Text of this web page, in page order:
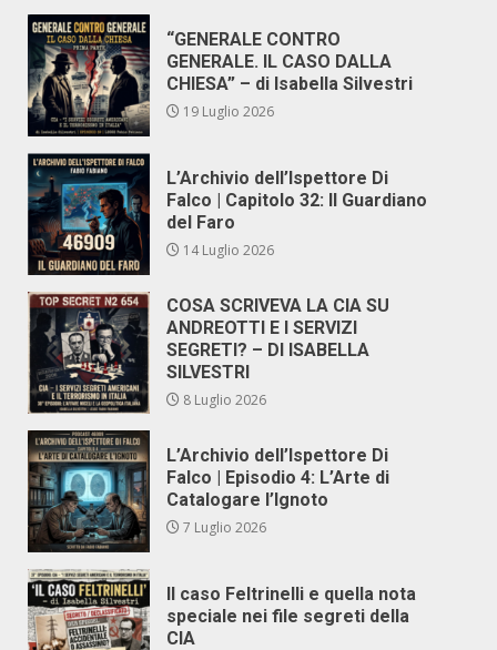
“GENERALE CONTRO
GENERALE. IL CASO DALLA
CHIESA” – di Isabella Silvestri
19 Luglio 2026
L’Archivio dell’Ispettore Di
Falco | Capitolo 32: Il Guardiano
del Faro
14 Luglio 2026
COSA SCRIVEVA LA CIA SU
ANDREOTTI E I SERVIZI
SEGRETI? – DI ISABELLA
SILVESTRI
8 Luglio 2026
L’Archivio dell’Ispettore Di
Falco | Episodio 4: L’Arte di
Catalogare l’Ignoto
7 Luglio 2026
Il caso Feltrinelli e quella nota
speciale nei file segreti della
CIA